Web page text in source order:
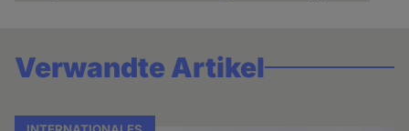
Verwandte Artikel